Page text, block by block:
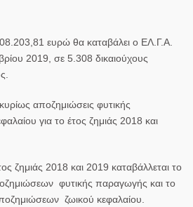
ευρώ θα καταβάλει ο ΕΛ.Γ.Α.
2019, σε 5.308 δικαιούχους
αποζημιώσεις φυτικής
για το έτος ζημιάς 2018 και
ζημιάς 2018 και 2019 καταβάλλεται το
φυτικής παραγωγής και το
ζωικού κεφαλαίου.